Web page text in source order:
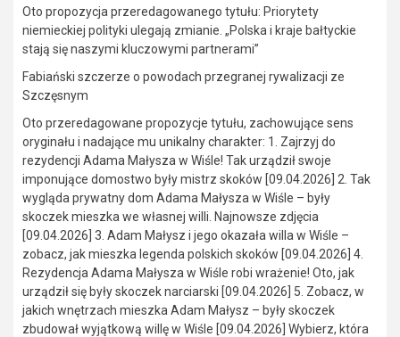
Oto propozycja przeredagowanego tytułu: Priorytety
niemieckiej polityki ulegają zmianie. „Polska i kraje bałtyckie
stają się naszymi kluczowymi partnerami”
Fabiański szczerze o powodach przegranej rywalizacji ze
Szczęsnym
Oto przeredagowane propozycje tytułu, zachowujące sens
oryginału i nadające mu unikalny charakter: 1. Zajrzyj do
rezydencji Adama Małysza w Wiśle! Tak urządził swoje
imponujące domostwo były mistrz skoków [09.04.2026] 2. Tak
wygląda prywatny dom Adama Małysza w Wiśle – były
skoczek mieszka we własnej willi. Najnowsze zdjęcia
[09.04.2026] 3. Adam Małysz i jego okazała willa w Wiśle –
zobacz, jak mieszka legenda polskich skoków [09.04.2026] 4.
Rezydencja Adama Małysza w Wiśle robi wrażenie! Oto, jak
urządził się były skoczek narciarski [09.04.2026] 5. Zobacz, w
jakich wnętrzach mieszka Adam Małysz – były skoczek
zbudował wyjątkową willę w Wiśle [09.04.2026] Wybierz, która